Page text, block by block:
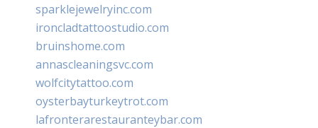
sparklejewelryinc.com
ironcladtattoostudio.com
bruinshome.com
annascleaningsvc.com
wolfcitytattoo.com
oysterbayturkeytrot.com
lafronterarestauranteybar.com